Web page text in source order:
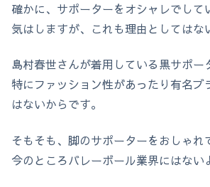
確かに、サポーターをオシャレでして
気はしますが、これも理由としてはな
島村春世さんが着用している黒サポー
特にファッション性があったり有名ブ
はないからです。
そもそも、脚のサポーターをおしゃれ
今のところバレーボール業界にはない